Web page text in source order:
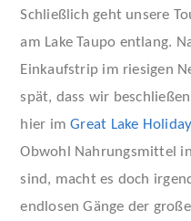
Schließlich geht unsere
am Lake Taupo entlang.
Einkaufstrip im riesigen
spät, dass wir
hier imGreat Lake
Obwohl Nahrungsmittel
sind, macht es doch
endlosen Gänge der